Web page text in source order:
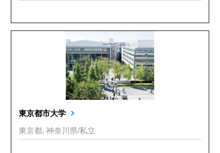
東京都市大学
東京都, 神奈川県/私立